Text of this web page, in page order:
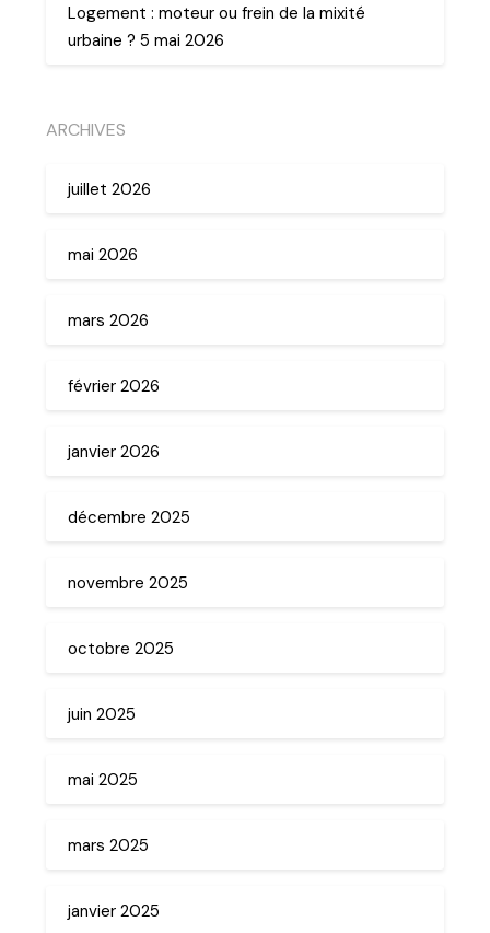
Logement : moteur ou frein de la mixité
urbaine ? 5 mai 2026
ARCHIVES
juillet 2026
mai 2026
mars 2026
février 2026
janvier 2026
décembre 2025
novembre 2025
octobre 2025
juin 2025
mai 2025
mars 2025
janvier 2025